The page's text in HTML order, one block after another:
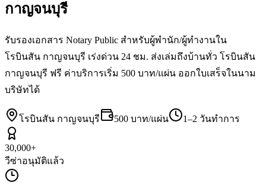
กาญจนบุรี
รับรองเอกสาร Notary Public สำหรับผู้พำนัก/ผู้ทำงานใน
โรบินสัน กาญจนบุรี เร่งด่วน 24 ชม. ส่งเล่มถึงบ้านทั่ว โรบินสัน
กาญจนบุรี ฟรี ค่าบริการเริ่ม 500 บาท/แผ่น ออกใบเสร็จในนาม
บริษัทได้
โรบินสัน กาญจนบุรี 500 บาท/แผ่น 1–2 วันทำการ
30,000+
วีซ่าอนุมัติแล้ว